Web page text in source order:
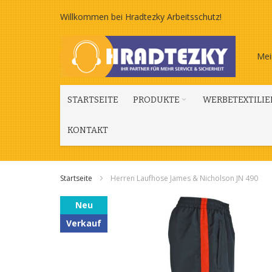
Zum
Inhalt
springen
Willkommen bei Hradtezky Arbeitsschutz!
STARTSEITE PRODUKTE
KONTAKT
Startseite Herren Laufhose James & Nicholson JN 490
Zum
Ende
der
Neu
Verkauf